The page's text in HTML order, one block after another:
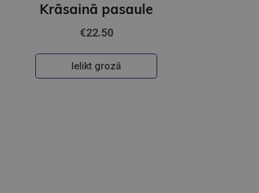
Krāsainā pasaule
€22.50
Ielikt grozā